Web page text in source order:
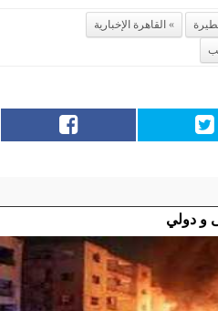
القاهرة الإخبارية
و دولي